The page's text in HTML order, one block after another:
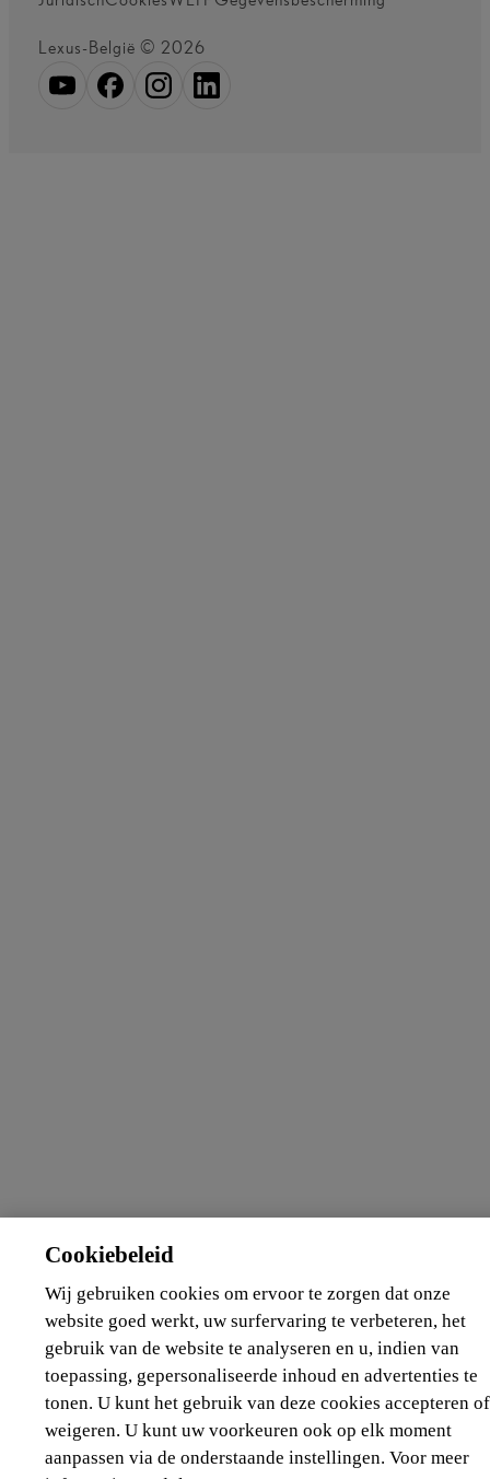
Lexus-België © 2026
Cookiebeleid
Wij gebruiken cookies om ervoor te zorgen dat onze
website goed werkt, uw surfervaring te verbeteren, het
gebruik van de website te analyseren en u, indien van
toepassing, gepersonaliseerde inhoud en advertenties te
tonen. U kunt het gebruik van deze cookies accepteren of
weigeren. U kunt uw voorkeuren ook op elk moment
aanpassen via de onderstaande instellingen. Voor meer